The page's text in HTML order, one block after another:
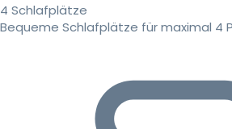
4 Schlafplätze
Bequeme Schlafplätze für maximal 4